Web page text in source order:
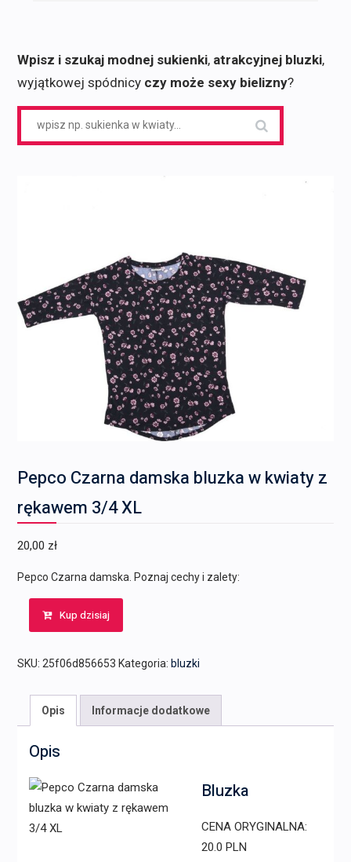
Wpisz i szukaj modnej sukienki, atrakcyjnej bluzki,
wyjątkowej spódnicy czy może sexy bielizny?
Pepco Czarna damska bluzka w kwiaty z
rękawem 3/4 XL
20,00 zł
Pepco Czarna damska. Poznaj cechy i zalety:
Kup dzisiaj
SKU: 25f06d856653 Kategoria: bluzki
Opis Informacje dodatkowe
Opis
Bluzka
CENA ORYGINALNA:
20.0 PLN